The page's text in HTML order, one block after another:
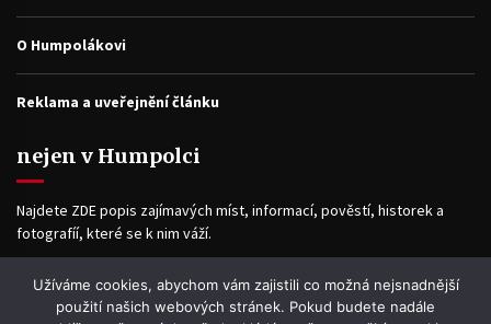
O Humpolákovi
Reklama a uveřejnění článku
nejen v Humpolci
Najdete ZDE popis zajímavých míst, informací, pověstí, historek a
fotografíí, které se k nim váží.
Facebook
Užíváme cookies, abychom vám zajistili co možná nejsnadnější
použití našich webových stránek. Pokud budete nadále